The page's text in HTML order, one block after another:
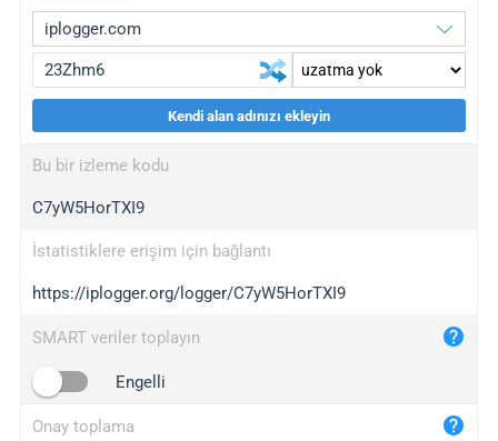
wl.gl
ed.tc
bc.ax
iplogger.com
maper.info
2no.co
yip.su
Kendi alan adınızı ekleyin
Bu bir izleme kodu
C7yW5HorTXI9
İstatistiklere erişim için bağlantı
https://iplogger.org/logger/C7yW5HorTXI9
SMART veriler toplayın
Engelli
Onay toplama